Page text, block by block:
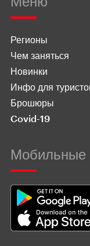
Регионы
Чем заняться
Новинки
Инфо для
Брошюры
Covid-19
Мобильные